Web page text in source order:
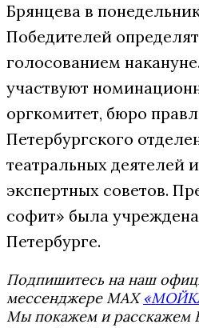
Брянцева в
Победителей
голосованием
участвуют
оргкомитет, бюро
Петербургского
театральных деятелей
экспертных советов.
софит» была учреждена
Петербурге.
Подпишитесь на наш
мессенджере MAX
Мы покажем и расскажем